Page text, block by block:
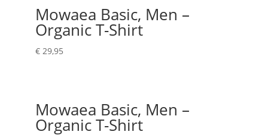
Mowaea Basic, Men –
Organic T-Shirt
€29,95
Mowaea Basic, Men –
Organic T-Shirt